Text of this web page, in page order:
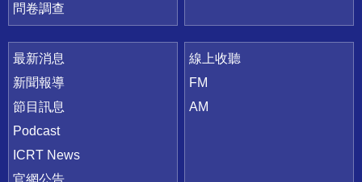
問卷調查
最新消息
新聞報導
節目訊息
Podcast
ICRT News
官網公告
線上收聽
FM
AM